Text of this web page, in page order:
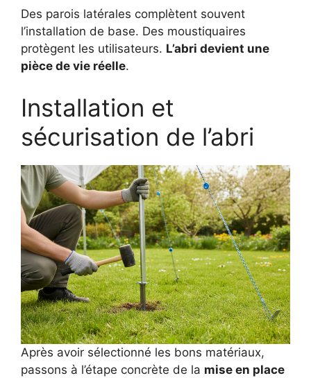
Des parois latérales complètent souvent
l’installation de base. Des moustiquaires
protègent les utilisateurs. L’abri devient une
pièce de vie réelle.
Installation et
sécurisation de l’abri
Après avoir sélectionné les bons matériaux,
passons à l’étape concrète de la mise en place